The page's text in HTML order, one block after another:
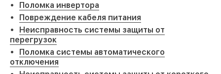
Поломка инвертора
Повреждение кабеля питания
Неисправность системы защиты от
перегрузок
Поломка системы автоматического
отключения